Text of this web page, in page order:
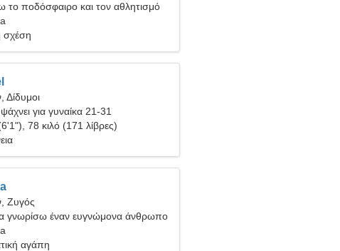
το ποδόσφαιρο και τον αθλητισμό
σχέση
Δίδυμοι
για γυναίκα 21-31
78 κιλό (171 λίβρες)
Ζυγός
γνωρίσω έναν ευγνώμονα άνθρωπο
αγάπη